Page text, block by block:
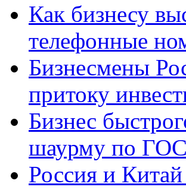
Как бизнесу
телефонные
Бизнесмены
притоку
Бизнес
шаурму по
Россия и